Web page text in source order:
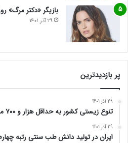
بازیگر «دکتر مرگ»
29 آذر 1401
پر بازدیدترین
29 آذر 1401
تنوع زیستی کشور به حداقل هزار و ۷۰۰ میلیارد تومان اعتبار نیاز دارد
29 آذر 1401
ایران در تولید دانش طب سنتی رتبه چهارم